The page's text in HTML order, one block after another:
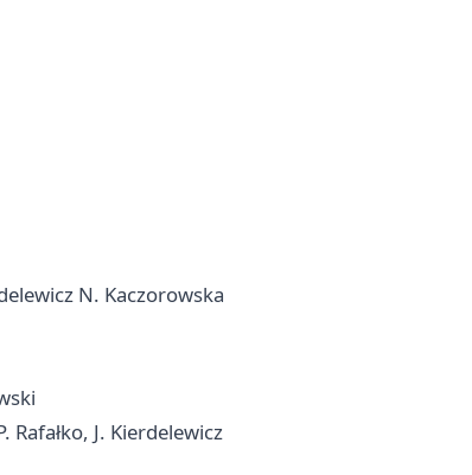
N. Kaczorowska
Rafałko, J. Kierdelewicz